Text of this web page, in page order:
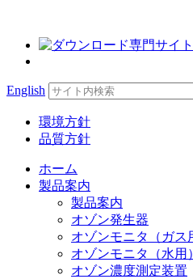
English Search
for:
環境方針
品質方針
ホーム
製品案内
製品案内
オゾン発生器
オゾンモニタ（ガス
オゾンモニタ（水用）
オゾン濃度測定装置